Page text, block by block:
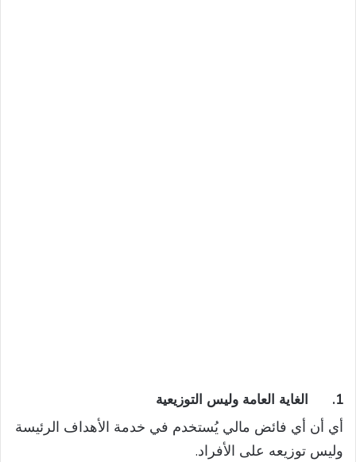
1. الغاية العامة وليس التوزيعية
أي أن أي فائض مالي يُستخدم في خدمة الأهداف الرئيسة
وليس توزيعه على الأفراد.